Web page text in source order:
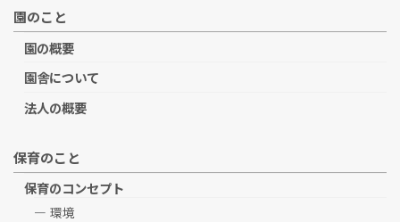
園のこと
園の概要
園舎について
法人の概要
保育のこと
保育のコンセプト
環境